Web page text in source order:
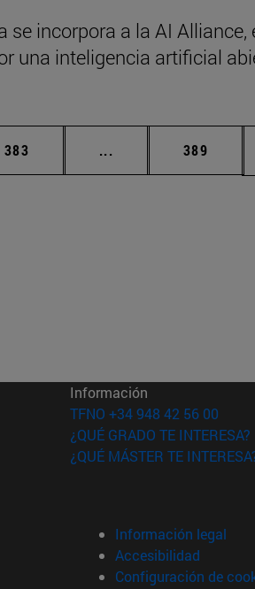
se incorpora a la AI Alliance,
una inteligencia artificial
Página
383 ... Páginas Página
389
ventana)
ventana)
nueva ventana)
en nueva ventana)
en nueva ventana)
Información
TFNO +34 948 42 56 00
¿QUÉ GRADO TE INTERESA?
¿QUÉ MÁSTER TE
Información legal
Accesibilidad
Configuración de